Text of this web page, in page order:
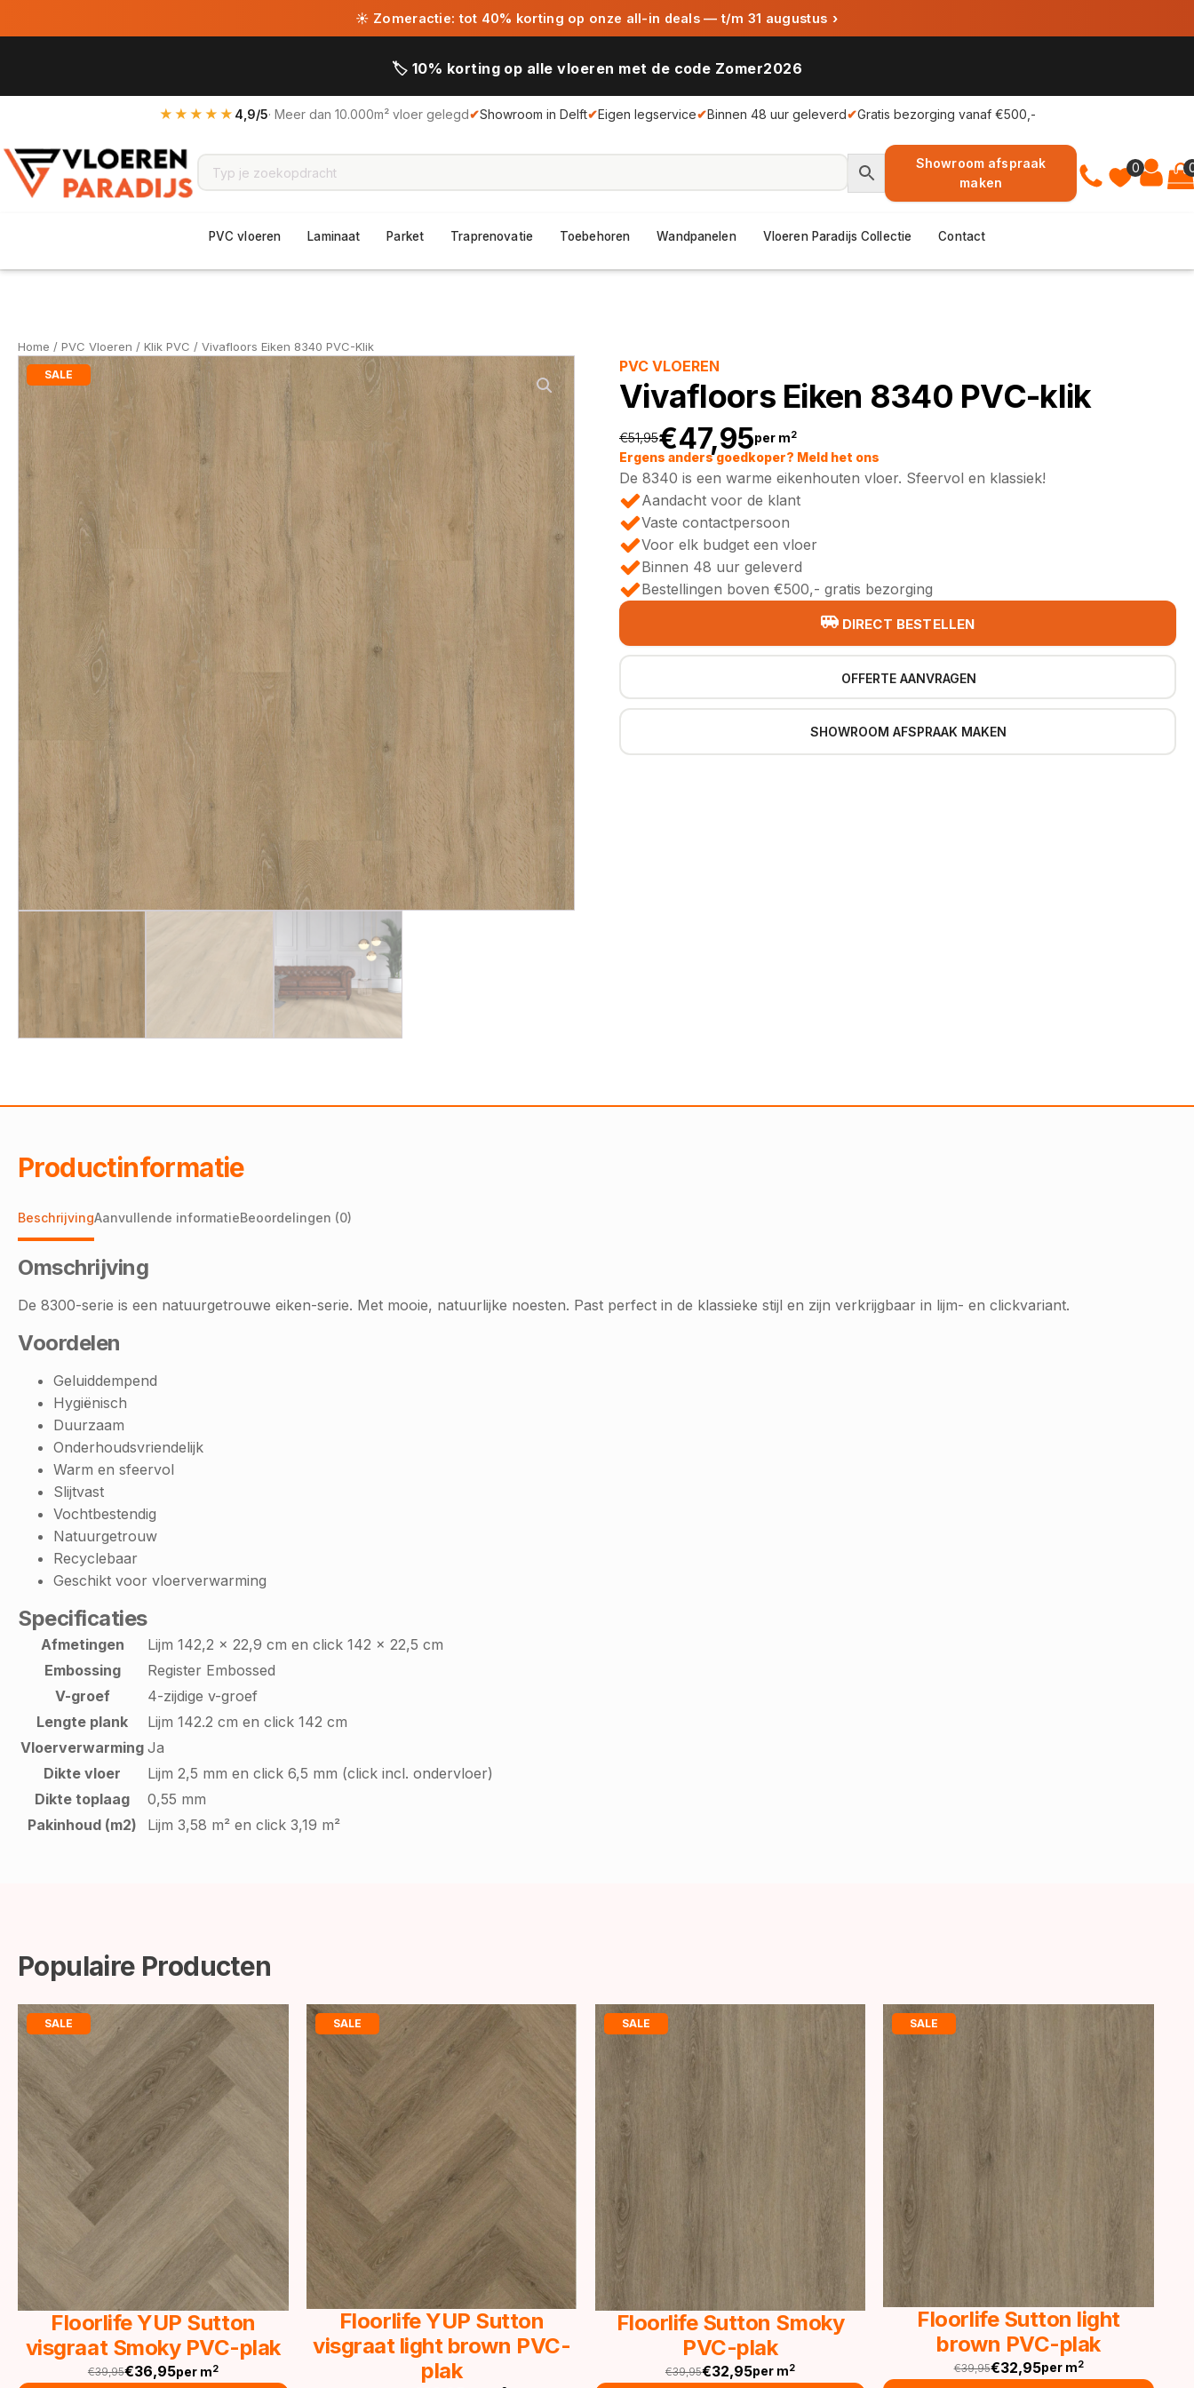
☀ Zomeractie: tot 40% korting op onze all-in deals — t/m 31 augustus ›
🏷️ 10% korting op alle vloeren met de code Zomer2026
★★★★★ 4,9/5· Meer dan 10.000m² vloer gelegd✔Showroom in Delft✔Eigen legservice✔Binnen 48 uur geleverd✔Gratis bezorging vanaf €500,-
0
Showroom afspraak
maken
PVC vloeren Laminaat Parket Traprenovatie Toebehoren Wandpanelen Vloeren Paradijs Collectie Contact
Home / PVC Vloeren / Klik PVC / Vivafloors Eiken 8340 PVC-Klik
SALE PVC VLOEREN
Vivafloors Eiken 8340 PVC-klik
€51,95
Oorspronkelijke
prijs
was:
€51,95.
€47,95
Huidige
prijs
is:
€47,95.
per m2
Ergens anders goedkoper? Meld het ons
De 8340 is een warme eikenhouten vloer. Sfeervol en klassiek!
Aandacht voor de klant
Vaste contactpersoon
Voor elk budget een vloer
Binnen 48 uur geleverd
Bestellingen boven €500,- gratis bezorging
DIRECT BESTELLEN
OFFERTE AANVRAGEN
SHOWROOM AFSPRAAK MAKEN
Productinformatie
BeschrijvingAanvullende informatieBeoordelingen (0)
Omschrijving
De 8300-serie is een natuurgetrouwe eiken-serie. Met mooie, natuurlijke noesten. Past perfect in de klassieke stijl en zijn verkrijgbaar in lijm- en clickvariant.
Voordelen
Geluiddempend
Hygiënisch
Duurzaam
Onderhoudsvriendelijk
Warm en sfeervol
Slijtvast
Vochtbestendig
Natuurgetrouw
Recyclebaar
Geschikt voor vloerverwarming
Specificaties
Afmetingen
Lijm 142,2 x 22,9 cm en click 142 x 22,5 cm
Embossing
Register Embossed
V-groef
4-zijdige v-groef
Lengte plank
Lijm 142.2 cm en click 142 cm
Vloerverwarming Ja
Dikte vloer
Lijm 2,5 mm en click 6,5 mm (click incl. ondervloer)
Dikte toplaag
0,55 mm
Pakinhoud (m2)
Lijm 3,58 m² en click 3,19 m²
Populaire Producten
SALE
Floorlife YUP Sutton
visgraat Smoky PVC-plak
€39,95
Oorspronkelijke
€36,95
Huidige
per m2
SALE
Floorlife YUP Sutton
visgraat light brown PVC-
plak
SALE
Floorlife Sutton Smoky
PVC-plak
€39,95
Oorspronkelijke
€32,95
Huidige
per m2
SALE
Floorlife Sutton light
brown PVC-plak
€39,95
Oorspronkelijke
€32,95
Huidige
per m2